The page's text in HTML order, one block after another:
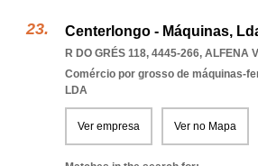
Centerlongo - Máquinas,
R DO GRÉS 118, 4445-266, ALFENA
Comércio por grosso de máquinas-
LDA
Ver empresa Ver no Mapa